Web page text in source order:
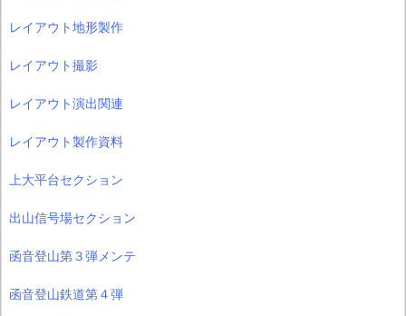
レイアウト地形製作
レイアウト撮影
レイアウト演出関連
レイアウト製作資料
上大平台セクション
出山信号場セクション
函音登山第３弾メンテ
函音登山鉄道第４弾